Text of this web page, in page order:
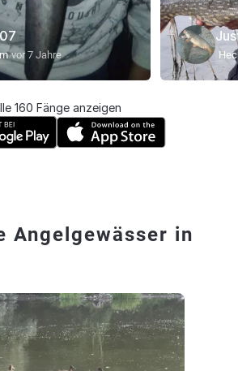
vor 7 Jahre
160 Fänge anzeigen
Angelgewässer in